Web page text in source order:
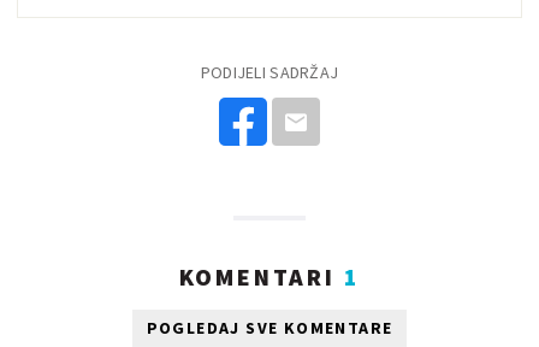
PODIJELI SADRŽAJ
KOMENTARI 1
POGLEDAJ SVE KOMENTARE